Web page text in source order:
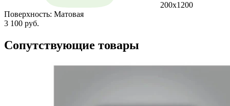
200x1200
Поверхность: Матовая
3 100 руб.
Сопутствующие товары